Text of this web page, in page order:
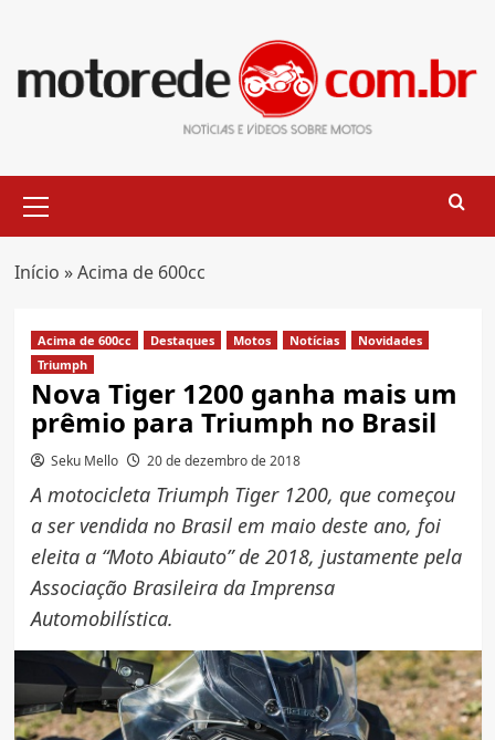
content
Menu
Início »Acima de 600cc
Acima de 600cc Destaques Motos Notícias
Novidades
Triumph
Nova Tiger 1200 ganha mais um
prêmio para Triumph no Brasil
Seku Mello 20 de dezembro de 2018
A motocicleta Triumph Tiger 1200, que começou
a ser vendida no Brasil em maio deste ano, foi
eleita a “Moto Abiauto” de 2018, justamente pela
Associação Brasileira da Imprensa
Automobilística.